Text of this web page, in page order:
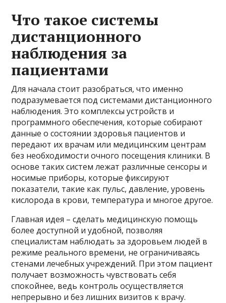
Что такое системы
дистанционного
наблюдения за
пациентами
Для начала стоит разобраться, что именно
подразумевается под системами дистанционного
наблюдения. Это комплексы устройств и
программного обеспечения, которые собирают
данные о состоянии здоровья пациентов и
передают их врачам или медицинским центрам
без необходимости очного посещения клиники. В
основе таких систем лежат различные сенсоры и
носимые приборы, которые фиксируют
показатели, такие как пульс, давление, уровень
кислорода в крови, температура и многое другое.
Главная идея – сделать медицинскую помощь
более доступной и удобной, позволяя
специалистам наблюдать за здоровьем людей в
режиме реального времени, не ограничиваясь
стенами лечебных учреждений. При этом пациент
получает возможность чувствовать себя
спокойнее, ведь контроль осуществляется
непрерывно и без лишних визитов к врачу.